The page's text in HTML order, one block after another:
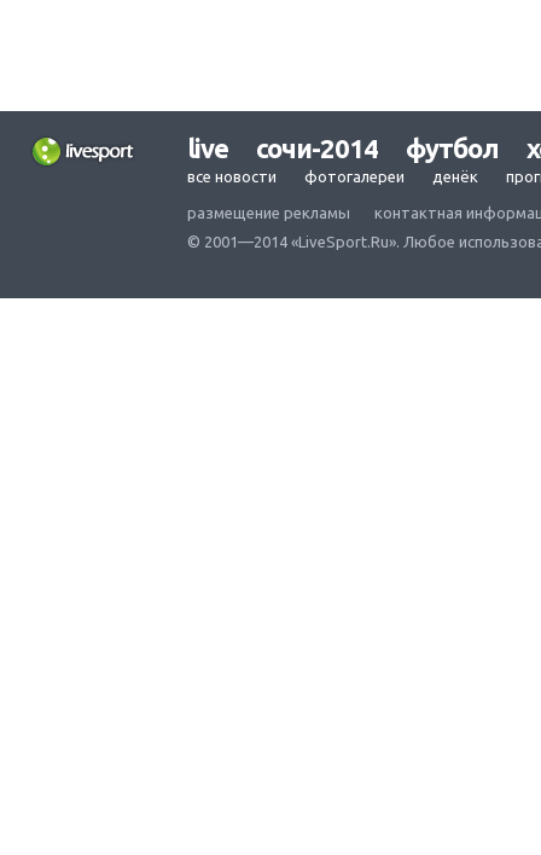
live сочи-2014 футбол
все новости фотогалереи денёк
размещение рекламы
контактная
© 2001—2014 «LiveSport.Ru». Любое